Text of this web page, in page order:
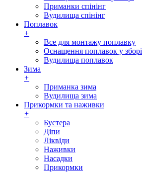
Приманки спінінг
Вудилища спінінг
Поплавок
+
Все для монтажу поплавку
Оснащення поплавок у зборі
Вудилища поплавок
Зима
+
Приманка зима
Вудилища зима
Прикормки та наживки
+
Бустера
Діпи
Ліквіди
Наживки
Насадки
Прикормки